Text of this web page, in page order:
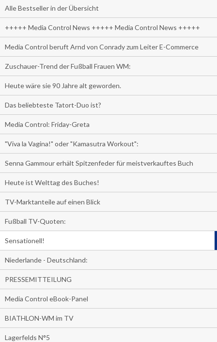
Alle Bestseller in der Übersicht
+++++ Media Control News +++++ Media Control News +++++
Media Control beruft Arnd von Conrady zum Leiter E-Commerce
Zuschauer-Trend der Fußball Frauen WM:
Heute wäre sie 90 Jahre alt geworden.
Das beliebteste Tatort-Duo ist?
Media Control: Friday-Greta
"Viva la Vagina!" oder "Kamasutra Workout":
Senna Gammour erhält Spitzenfeder für meistverkauftes Buch
Heute ist Welttag des Buches!
TV-Marktanteile auf einen Blick
Fußball TV-Quoten:
Sensationell!
Niederlande - Deutschland:
PRESSEMITTEILUNG
Media Control eBook-Panel
BIATHLON-WM im TV
Lagerfelds N°5